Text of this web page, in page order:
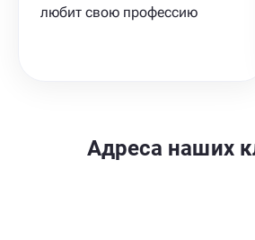
любит свою профессию
Адреса наших